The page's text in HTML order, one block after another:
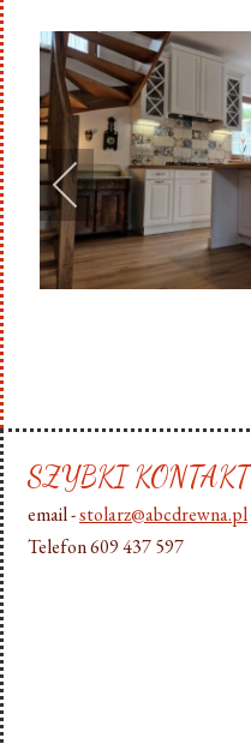
SZYBKI KONTAKT
email -stolarz@abcdrewna.pl
Telefon 609 437 597